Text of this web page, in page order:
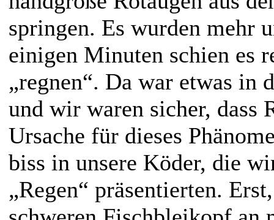
springen. Es wurden mehr
einigen Minuten schien es
„regnen“. Da war etwas in
und wir waren sicher, dass
Ursache für dieses
biss in unsere Köder, die
„Regen“ präsentierten.